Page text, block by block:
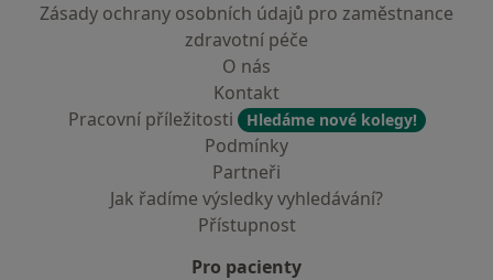
Zásady ochrany osobních údajů pro zaměstnance
zdravotní péče
O nás
Kontakt
Pracovní příležitosti
Hledáme nové kolegy!
Podmínky
Partneři
Jak řadíme výsledky vyhledávání?
Přístupnost
Pro pacienty